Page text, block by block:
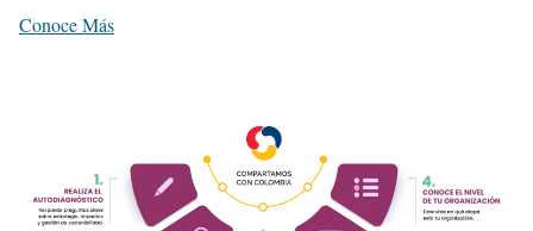
Conoce Más